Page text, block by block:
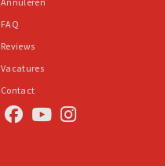
FAQ
Reviews
Vacatures
Contact